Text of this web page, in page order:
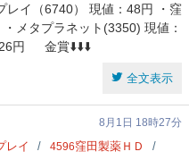
イ（6740） 現値：48円 ・窪
メタプラネット(3350) 現値：
円 金賞⬇️⬇️⬇️
全文表示
8月1日 18時27分
レイ 4596窪田製薬ＨＤ